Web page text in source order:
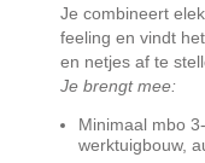
Je combineert
feeling en vindt
en netjes af te
Je brengt mee:
Minimaal mbo
werktuigbouw,